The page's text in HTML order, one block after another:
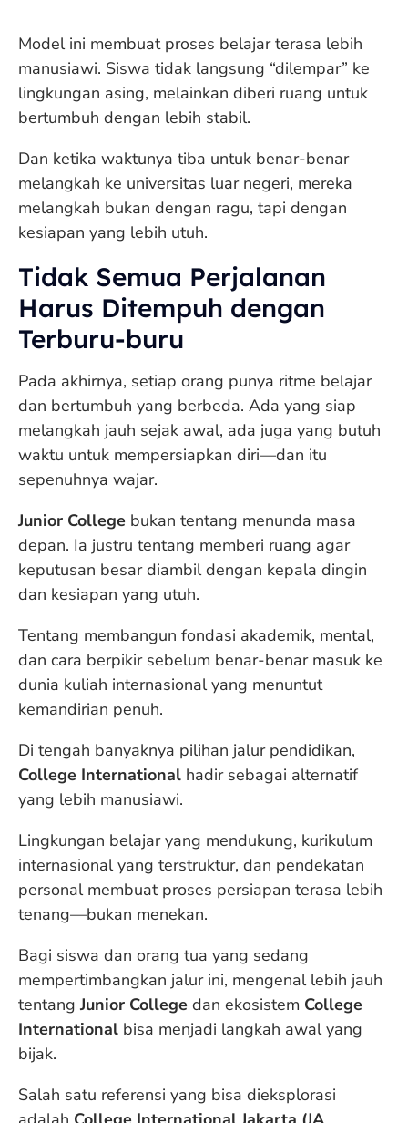
Model ini membuat proses belajar terasa lebih
manusiawi. Siswa tidak langsung “dilempar” ke
lingkungan asing, melainkan diberi ruang untuk
bertumbuh dengan lebih stabil.
Dan ketika waktunya tiba untuk benar-benar
melangkah ke universitas luar negeri, mereka
melangkah bukan dengan ragu, tapi dengan
kesiapan yang lebih utuh.
Tidak Semua Perjalanan
Harus Ditempuh dengan
Terburu-buru
Pada akhirnya, setiap orang punya ritme belajar
dan bertumbuh yang berbeda. Ada yang siap
melangkah jauh sejak awal, ada juga yang butuh
waktu untuk mempersiapkan diri—dan itu
sepenuhnya wajar.
Junior College bukan tentang menunda masa
depan. Ia justru tentang memberi ruang agar
keputusan besar diambil dengan kepala dingin
dan kesiapan yang utuh.
Tentang membangun fondasi akademik, mental,
dan cara berpikir sebelum benar-benar masuk ke
dunia kuliah internasional yang menuntut
kemandirian penuh.
Di tengah banyaknya pilihan jalur pendidikan,
College International hadir sebagai alternatif
yang lebih manusiawi.
Lingkungan belajar yang mendukung, kurikulum
internasional yang terstruktur, dan pendekatan
personal membuat proses persiapan terasa lebih
tenang—bukan menekan.
Bagi siswa dan orang tua yang sedang
mempertimbangkan jalur ini, mengenal lebih jauh
tentangJunior College dan ekosistem College
International bisa menjadi langkah awal yang
bijak.
Salah satu referensi yang bisa dieksplorasi